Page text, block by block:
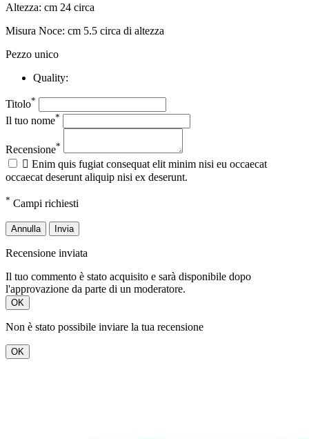
Altezza: cm 24 circa
Misura Noce: cm 5.5 circa di altezza
Pezzo unico
Quality:
Titolo*
Il tuo nome*
Recensione*
 Enim quis fugiat consequat elit minim nisi eu occaecat
occaecat deserunt aliquip nisi ex deserunt.
* Campi richiesti
Annulla Invia
Recensione inviata
Il tuo commento è stato acquisito e sarà disponibile dopo
l'approvazione da parte di un moderatore.
OK
Non è stato possibile inviare la tua recensione
OK